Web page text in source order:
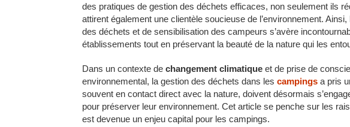
des pratiques de gestion des déchets efficaces, non seulement ils
attirent également une clientèle soucieuse de l’environnement.
des déchets et de sensibilisation des campeurs s’avère
établissements tout en préservant la beauté de la nature qui les
Dans un contexte de changement climatique et de prise de
environnemental, la gestion des déchets dans les campings a pris
souvent en contact direct avec la nature, doivent désormais
pour préserver leur environnement. Cet article se penche sur les
est devenue un enjeu capital pour les campings.